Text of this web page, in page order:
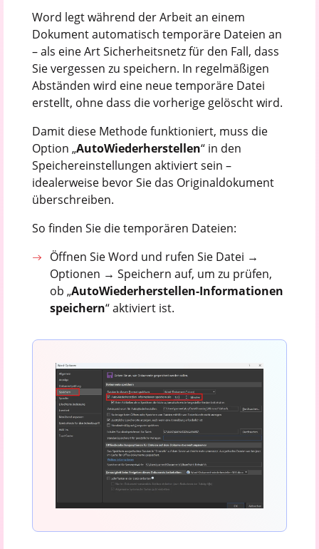
Word legt während der Arbeit an einem
Dokument automatisch temporäre Dateien an
– als eine Art Sicherheitsnetz für den Fall, dass
Sie vergessen zu speichern. In regelmäßigen
Abständen wird eine neue temporäre Datei
erstellt, ohne dass die vorherige gelöscht wird.
Damit diese Methode funktioniert, muss die
Option „AutoWiederherstellen“ in den
Speichereinstellungen aktiviert sein –
idealerweise bevor Sie das Originaldokument
überschreiben.
So finden Sie die temporären Dateien:
Öffnen Sie Word und rufen Sie Datei →
Optionen → Speichern auf, um zu prüfen,
ob „AutoWiederherstellen-Informationen
speichern“ aktiviert ist.